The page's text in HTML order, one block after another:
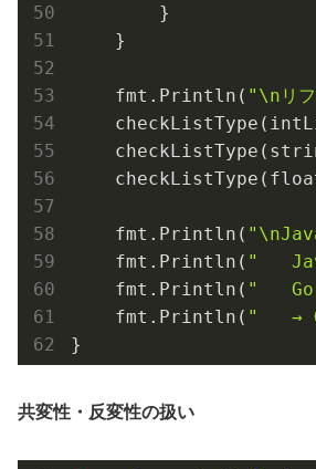
        }
    }
    fmt.Println(
"\nリフ
    fmt.Println(
    fmt.Println(
"
    fmt.Println(
"
    fmt.Println(
"   →
共変性・反変性の扱い